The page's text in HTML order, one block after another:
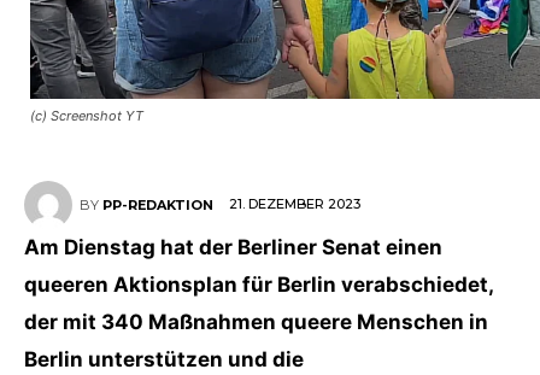
(c) Screenshot YT
BY PP-REDAKTION 21. DEZEMBER 2023
Am Dienstag hat der Berliner Senat einen
queeren Aktionsplan für Berlin verabschiedet,
der mit 340 Maßnahmen queere Menschen in
Berlin unterstützen und die